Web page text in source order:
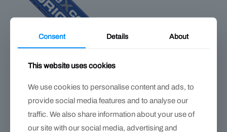
Consent Details About
This website uses cookies
We use cookies to personalise content and ads, to
provide social media features and to analyse our
traffic. We also share information about your use of
our site with our social media, advertising and